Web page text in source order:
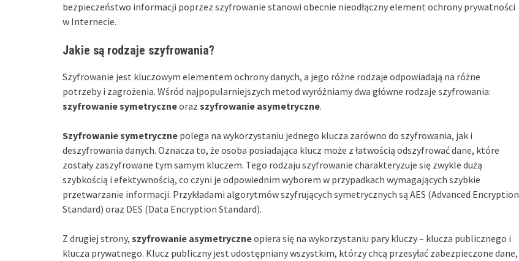
bezpieczeństwo informacji poprzez szyfrowanie stanowi obecnie nieodłączny element ochrony prywatności
w Internecie.
Jakie są rodzaje szyfrowania?
Szyfrowanie jest kluczowym elementem ochrony danych, a jego różne rodzaje odpowiadają na różne
potrzeby i zagrożenia. Wśród najpopularniejszych metod wyróżniamy dwa główne rodzaje szyfrowania:
szyfrowanie symetryczneoraz szyfrowanie asymetryczne.
Szyfrowanie symetryczne polega na wykorzystaniu jednego klucza zarówno do szyfrowania, jak i
deszyfrowania danych. Oznacza to, że osoba posiadająca klucz może z łatwością odszyfrować dane, które
zostały zaszyfrowane tym samym kluczem. Tego rodzaju szyfrowanie charakteryzuje się zwykle dużą
szybkością i efektywnością, co czyni je odpowiednim wyborem w przypadkach wymagających szybkie
przetwarzanie informacji. Przykładami algorytmów szyfrujących symetrycznych są AES (Advanced Encryption
Standard) oraz DES (Data Encryption Standard).
Z drugiej strony, szyfrowanie asymetryczneopiera się na wykorzystaniu pary kluczy – klucza publicznego i
klucza prywatnego. Klucz publiczny jest udostępniany wszystkim, którzy chcą przesyłać zabezpieczone dane,